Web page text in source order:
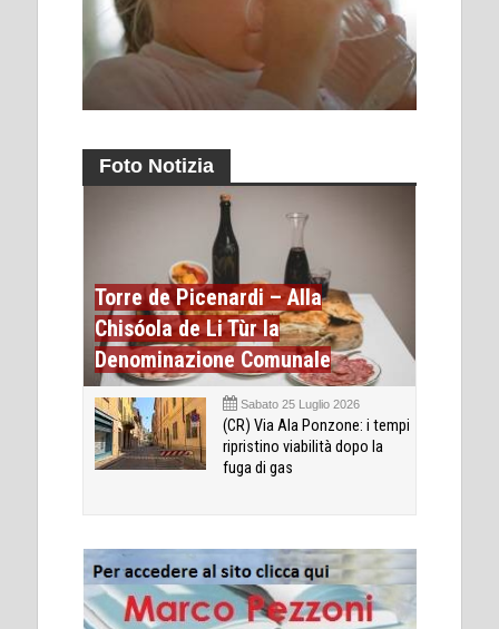
Foto Notizia
Torre de Picenardi – Alla
Chisóola de Li Tùr la
Denominazione Comunale
Sabato 25 Luglio 2026
(CR) Via Ala Ponzone: i tempi
ripristino viabilità dopo la
fuga di gas